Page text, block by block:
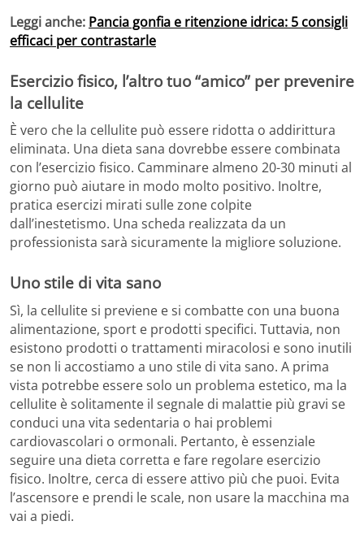
Leggi anche: Pancia gonfia e ritenzione idrica: 5 consigli
efficaci per contrastarle
Esercizio fisico, l’altro tuo “amico” per prevenire
la cellulite
È vero che la cellulite può essere ridotta o addirittura
eliminata. Una dieta sana dovrebbe essere combinata
con l’esercizio fisico. Camminare almeno 20-30 minuti al
giorno può aiutare in modo molto positivo. Inoltre,
pratica esercizi mirati sulle zone colpite
dall’inestetismo. Una scheda realizzata da un
professionista sarà sicuramente la migliore soluzione.
Uno stile di vita sano
Sì, la cellulite si previene e si combatte con una buona
alimentazione, sport e prodotti specifici. Tuttavia, non
esistono prodotti o trattamenti miracolosi e sono inutili
se non li accostiamo a uno stile di vita sano. A prima
vista potrebbe essere solo un problema estetico, ma la
cellulite è solitamente il segnale di malattie più gravi se
conduci una vita sedentaria o hai problemi
cardiovascolari o ormonali. Pertanto, è essenziale
seguire una dieta corretta e fare regolare esercizio
fisico. Inoltre, cerca di essere attivo più che puoi. Evita
l’ascensore e prendi le scale, non usare la macchina ma
vai a piedi.